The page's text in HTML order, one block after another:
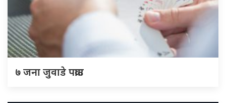
७ जना जुवाडे पक्राउ